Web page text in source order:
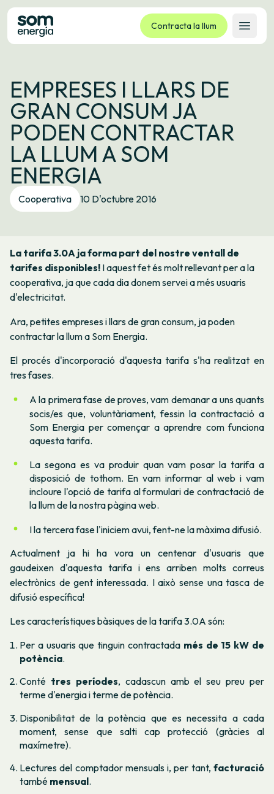
Contracta la llum
Obrir
Tarifes
Serveis
Empreses
La cooperativa
Contacte
Tràmits
Oficina virtual
EMPRESES I LLARS DE
GRAN CONSUM JA
PODEN CONTRACTAR
LA LLUM A SOM
ENERGIA
Cooperativa 10 D'octubre 2016
La tarifa 3.0A ja forma part del nostre ventall de
tarifes disponibles! I aquest fet és molt rellevant per a la
cooperativa, ja que cada dia donem servei a més usuaris
d'electricitat.
Ara, petites empreses i llars de gran consum, ja poden
contractar la llum a Som Energia.
El procés d'incorporació d'aquesta tarifa s'ha realitzat en
tres fases.
A la primera fase de proves, vam demanar a uns quants
socis/es que, voluntàriament, fessin la contractació a
Som Energia per començar a aprendre com funciona
aquesta tarifa.
La segona es va produir quan vam posar la tarifa a
disposició de tothom. En vam informar al web i vam
incloure l'opció de tarifa al formulari de contractació de
la llum de la nostra pàgina web.
I la tercera fase l'iniciem avui, fent-ne la màxima difusió.
Actualment ja hi ha vora un centenar d'usuaris que
gaudeixen d'aquesta tarifa i ens arriben molts correus
electrònics de gent interessada. I això sense una tasca de
difusió específica!
Les característiques bàsiques de la tarifa 3.0A són:
Per a usuaris que tinguin contractada més de 15 kW de
potència.
Conté tres períodes, cadascun amb el seu preu per
terme d'energia i terme de potència.
Disponibilitat de la potència que es necessita a cada
moment, sense que salti cap protecció (gràcies al
maxímetre).
Lectures del comptador mensuals i, per tant, facturació
també mensual.